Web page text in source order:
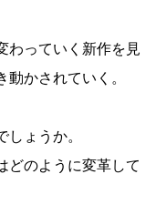
わっていく新作を見
かされていく。
ょうか。
どのように変革して